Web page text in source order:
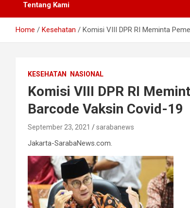
Tentang Kami
Home Kesehatan Komisi VIII DPR RI Meminta
KESEHATAN NASIONAL
Komisi VIII DPR RI
Barcode Vaksin Covid-19
September 23, 2021 sarabanews
Jakarta-SarabaNews.com.